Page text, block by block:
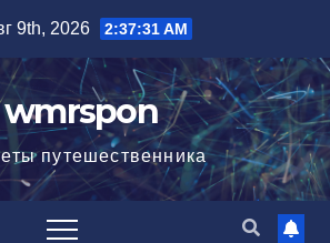
9th, 2026 2:37:32 AM
wmrspon
путешественника